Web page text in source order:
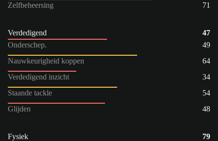
Zelfbeheersing
71
Verdedigend
47
Onderschep.
49
Nauwkeurigheid koppen
64
Verdedigend inzicht
34
Staande tackle
54
Glijden
48
Fysiek
79